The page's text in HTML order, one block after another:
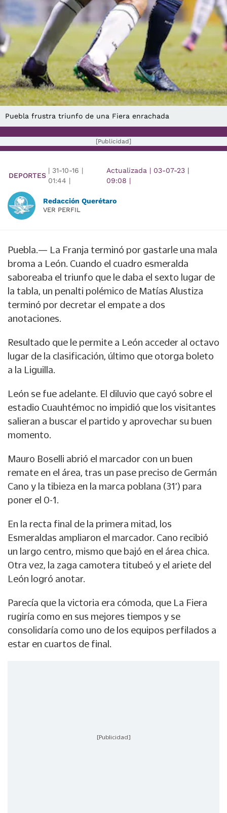
Puebla frustra triunfo de una Fiera enrachada
[Publicidad]
DEPORTES
| 31-10-16 |
01:44 |
Actualizada | 03-07-23 |
09:08 |
Redacción Querétaro
VER PERFIL
Puebla.— La Franja terminó por gastarle una mala
broma a León. Cuando el cuadro esmeralda
saboreaba el triunfo que le daba el sexto lugar de
la tabla, un penalti polémico de Matías Alustiza
terminó por decretar el empate a dos
anotaciones.
Resultado que le permite a León acceder al octavo
lugar de la clasificación, último que otorga boleto
a la Liguilla.
León se fue adelante. El diluvio que cayó sobre el
estadio Cuauhtémoc no impidió que los visitantes
salieran a buscar el partido y aprovechar su buen
momento.
Mauro Boselli abrió el marcador con un buen
remate en el área, tras un pase preciso de Germán
Cano y la tibieza en la marca poblana (31’) para
poner el 0-1.
En la recta final de la primera mitad, los
Esmeraldas ampliaron el marcador. Cano recibió
un largo centro, mismo que bajó en el área chica.
Otra vez, la zaga camotera titubeó y el ariete del
León logró anotar.
Parecía que la victoria era cómoda, que La Fiera
rugiría como en sus mejores tiempos y se
consolidaría como uno de los equipos perfilados a
estar en cuartos de final.
[Publicidad]